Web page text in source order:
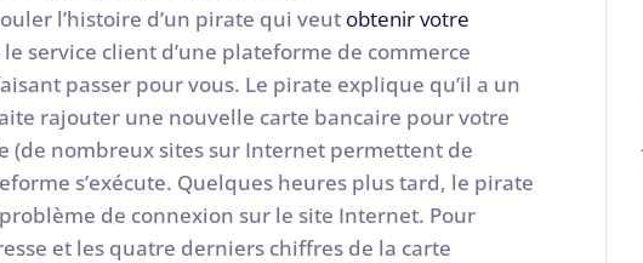
l’histoire d’un pirate qui veut obtenir votre
service client d’une plateforme de commerce
passer pour vous. Le pirate explique qu’il a un
rajouter une nouvelle carte bancaire pour votre
nombreux sites sur Internet permettent de
s’exécute. Quelques heures plus tard, le pirate
de connexion sur le site Internet. Pour
et les quatre derniers chiffres de la carte